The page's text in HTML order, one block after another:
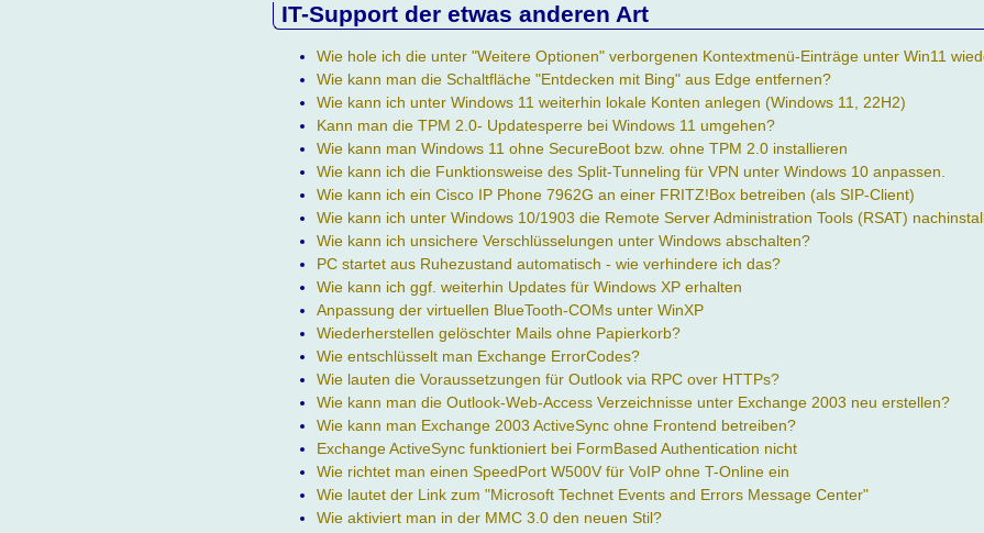
IT-Support der etwas anderen Art
Wie hole ich die unter "Weitere Optionen" verborgenen Kontextmenü-Einträge unter Win11
Wie kann man die Schaltfläche "Entdecken mit Bing" aus Edge entfernen?
Wie kann ich unter Windows 11 weiterhin lokale Konten anlegen (Windows 11, 22H2)
Kann man die TPM 2.0- Updatesperre bei Windows 11 umgehen?
Wie kann man Windows 11 ohne SecureBoot bzw. ohne TPM 2.0 installieren
Wie kann ich die Funktionsweise des Split-Tunneling für VPN unter Windows 10 anpassen.
Wie kann ich ein Cisco IP Phone 7962G an einer FRITZ!Box betreiben (als SIP-Client)
Wie kann ich unter Windows 10/1903 die Remote Server Administration Tools (RSAT)
Wie kann ich unsichere Verschlüsselungen unter Windows abschalten?
PC startet aus Ruhezustand automatisch - wie verhindere ich das?
Wie kann ich ggf. weiterhin Updates für Windows XP erhalten
Anpassung der virtuellen BlueTooth-COMs unter WinXP
Wiederherstellen gelöschter Mails ohne Papierkorb?
Wie entschlüsselt man Exchange ErrorCodes?
Wie lauten die Voraussetzungen für Outlook via RPC over HTTPs?
Wie kann man die Outlook-Web-Access Verzeichnisse unter Exchange 2003 neu erstellen?
Wie kann man Exchange 2003 ActiveSync ohne Frontend betreiben?
Exchange ActiveSync funktioniert bei FormBased Authentication nicht
Wie richtet man einen SpeedPort W500V für VoIP ohne T-Online ein
Wie lautet der Link zum "Microsoft Technet Events and Errors Message Center"
Wie aktiviert man in der MMC 3.0 den neuen Stil?